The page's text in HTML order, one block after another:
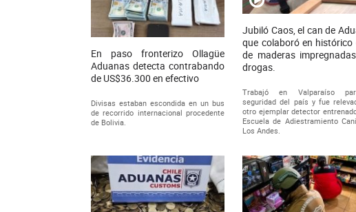
En paso fronterizo Ollagüe
Aduanas detecta contrabando
de US$36.300 en efectivo
Divisas estaban escondida en un bus
de recorrido internacional procedente
de Bolivia.
Jubiló Caos, el can de
que colaboró en histórico
de maderas
drogas.
Trabajó en Valparaíso
seguridad del país y fue
otro ejemplar detector
Escuela de Adiestramiento
Los Andes.